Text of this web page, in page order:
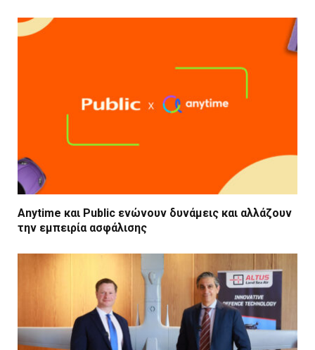
Anytime και Public ενώνουν δυνάμεις και αλλάζουν
την εμπειρία ασφάλισης